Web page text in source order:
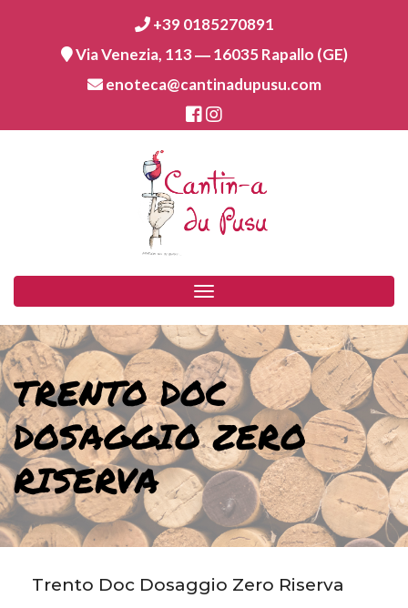
+39 0185270891
Via Venezia, 113 ― 16035 Rapallo (GE)
enoteca@cantinadupusu.com
Toggle
navigation
TRENTO DOC
DOSAGGIO ZERO
RISERVA
Trento Doc Dosaggio Zero Riserva